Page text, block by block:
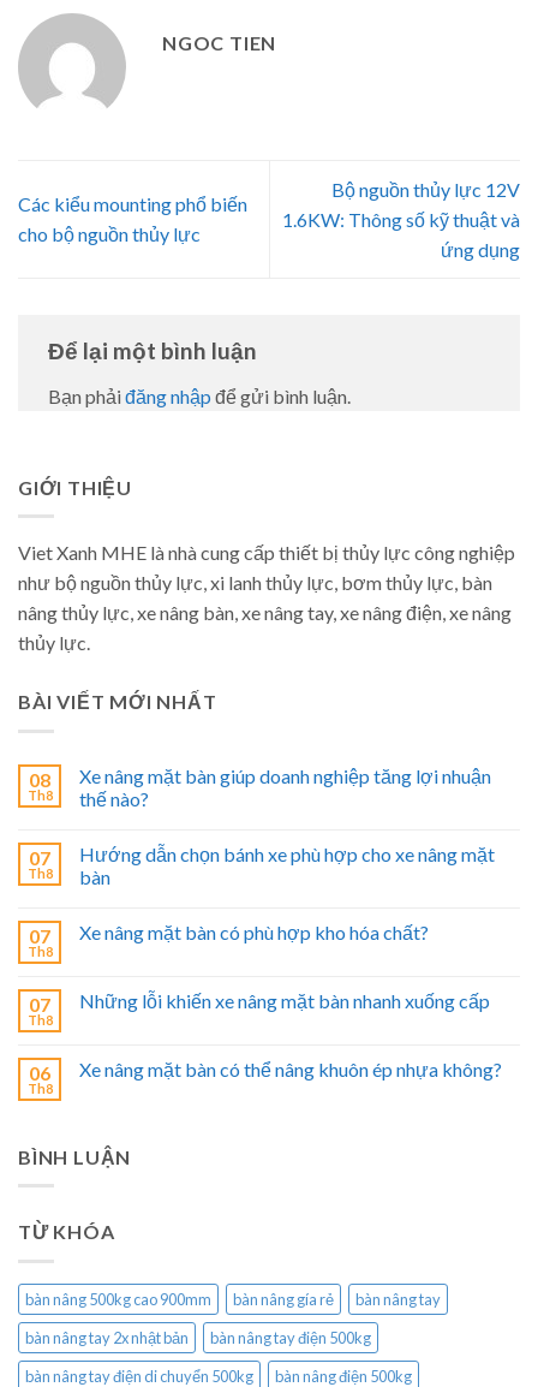
NGOC TIEN
Các kiểu mounting phổ biến
cho bộ nguồn thủy lực
Bộ nguồn thủy lực 12V
1.6KW: Thông số kỹ thuật và
ứng dụng
Để lại một bình luận
Bạn phải đăng nhập để gửi bình luận.
GIỚI THIỆU
Viet Xanh MHE là nhà cung cấp thiết bị thủy lực công nghiệp
như bộ nguồn thủy lực, xi lanh thủy lực, bơm thủy lực, bàn
nâng thủy lực, xe nâng bàn, xe nâng tay, xe nâng điện, xe nâng
thủy lực.
BÀI VIẾT MỚI NHẤT
08
Th8
Xe nâng mặt bàn giúp doanh nghiệp tăng lợi nhuận
thế nào?
07
Th8
Hướng dẫn chọn bánh xe phù hợp cho xe nâng mặt
bàn
07
Th8
Xe nâng mặt bàn có phù hợp kho hóa chất?
07
Th8
Những lỗi khiến xe nâng mặt bàn nhanh xuống cấp
06
Th8
Xe nâng mặt bàn có thể nâng khuôn ép nhựa không?
BÌNH LUẬN
TỪ KHÓA
bàn nâng 500kg cao 900mm bàn nâng gía rẻ
bàn nâng tay
bàn nâng tay 2x nhật bản
bàn nâng tay điện 500kg
bàn nâng tay điện di chuyển 500kg
bàn nâng điện 500kg